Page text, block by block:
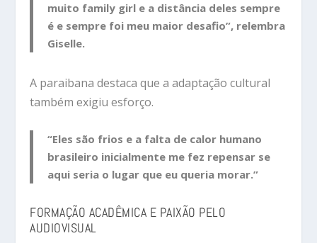
muito family girl e a distância deles sempre
é e sempre foi meu maior desafio”, relembra
Giselle.
A paraibana destaca que a adaptação cultural
também exigiu esforço.
“Eles são frios e a falta de calor humano
brasileiro inicialmente me fez repensar se
aqui seria o lugar que eu queria morar.”
FORMAÇÃO ACADÊMICA E PAIXÃO PELO
AUDIOVISUAL